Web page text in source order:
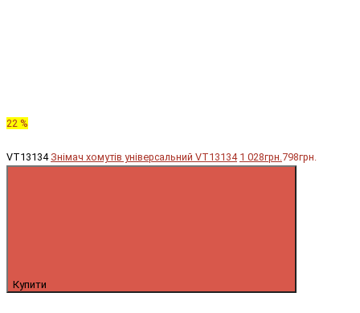
22 %
VT13134 Знімач хомутів універсальний VT13134 1 028грн.798грн.
Купити